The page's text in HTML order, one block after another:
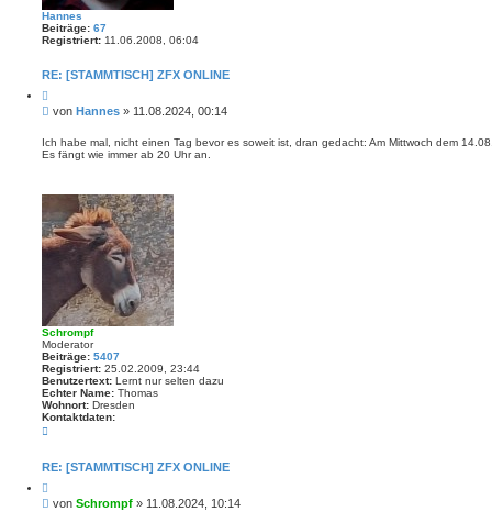
Hannes
Beiträge: 67
Registriert: 11.06.2008, 06:04
RE: [STAMMTISCH] ZFX ONLINE
i
t
e
r
B
i
t
von Hannes » 11.08.2024, 00:14
Ich habe mal, nicht einen Tag bevor es soweit ist, dran gedacht: Am Mittwoch dem
Es fängt wie immer ab 20 Uhr an.
Schrompf
Moderator
Beiträge: 5407
Registriert: 25.02.2009, 23:44
Benutzertext: Lernt nur selten dazu
Echter Name: Thomas
Wohnort: Dresden
Kontaktdaten:
t
t
RE: [STAMMTISCH] ZFX ONLINE
i
t
Bvon Schrompf » 11.08.2024, 10:14